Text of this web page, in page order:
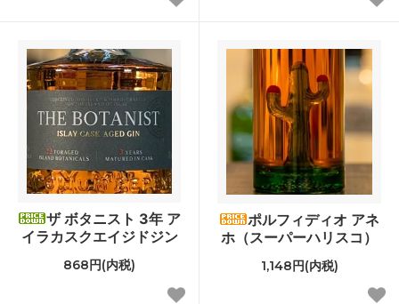
ザ ボタニスト 3年 ア
イラカスクエイジドジン
868円(内税)
ポルフィディオ アネ
ホ（スーパーハリスコ）
1,148円(内税)